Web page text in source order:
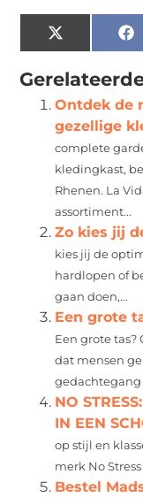
X
(Twitter)
Ontdek de
gezellige
complete
kledingkast,
Rhenen. La
assortiment...
Zo kies jij
kies jij de
hardlopen of
gaan doen,...
Een grote
Een grote tas?
dat mensen
gedachtegang
NO
IN EEN
op stijl en
merk No
Bestel